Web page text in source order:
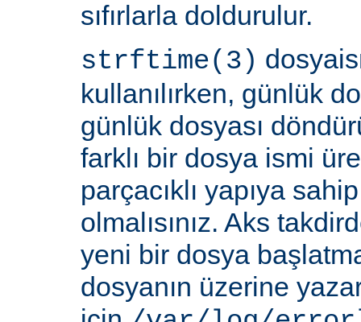
sıfırlarla doldurulur.
strftime(3)
kullanılırken, günlük
günlük dosyası
farklı bir dosya ismi
parçacıklı yapıya
olmalısınız. Aks
yeni bir dosya
dosyanın üzerine